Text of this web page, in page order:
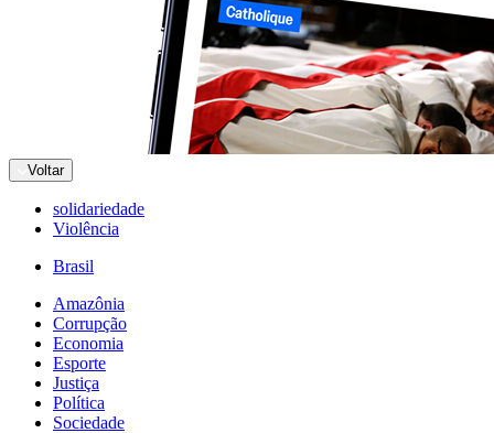
Voltar
solidariedade
Violência
Brasil
Amazônia
Corrupção
Economia
Esporte
Justiça
Política
Sociedade